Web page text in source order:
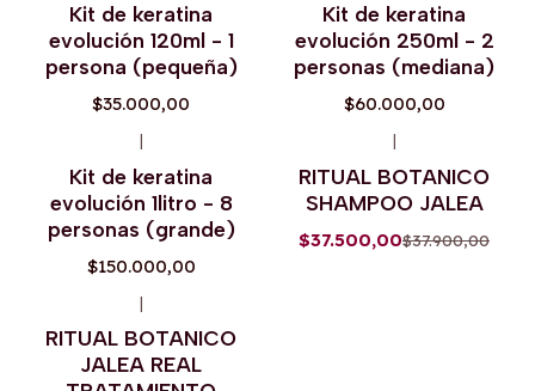
Kit de keratina
evolución 120ml - 1
persona (pequeña)
$35.000,00
Kit de keratina
evolución 250ml - 2
personas (mediana)
$60.000,00
Kit de keratina
evolución 1litro - 8
personas (grande)
$150.000,00
Agotado
RITUAL BOTANICO
SHAMPOO JALEA
$37.500,00$37.900,00
RITUAL BOTANICO
JALEA REAL